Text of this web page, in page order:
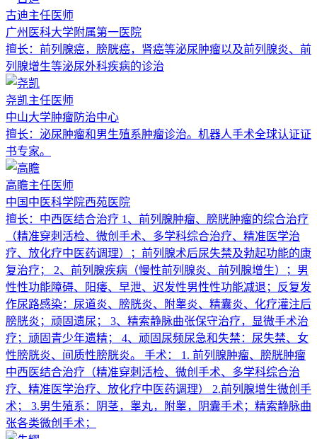
古迪主任医师
广州医科大学附属第一医院
擅长： 前列腺癌，膀胱癌，肾癌等泌尿肿瘤以及前列腺炎、前
列腺增生等泌尿外科疾病的诊治
尧凯主任医师
中山大学肿瘤防治中心
擅长： 泌尿肿瘤和男生殖系肿瘤诊治。机器人手术全球认证证
书专家。
高瞻主任医师
中国中医科学院西苑医院
擅长： 中西医结合治疗 1、前列腺肿瘤、膀胱肿瘤的综合治疗
（精准穿刺活检、微创手术、多学科综合治疗、精准医学治
疗、放化疗中医药调理）；前列腺术后尿失禁及勃起功能的康
复治疗； 2、前列腺疾病（慢性前列腺炎、前列腺增生）；男
性性功能障碍、阳痿、早泄、迟发性男性性功能减退；反复发
作尿路感染：尿道炎、膀胱炎、附睾炎、精囊炎、化疗灌注后
膀胱炎；顽固遗尿； 3、精索静脉曲张保守治疗，显微手术治
疗；顽固青少年遗精； 4、顽固尿频尿急和失禁：尿失禁、女
性膀胱炎、间质性膀胱炎。 手术： 1. 前列腺肿瘤、膀胱肿瘤
中西医结合治疗（精准穿刺活检、微创手术、多学科综合治
疗、精准医学治疗、放化疗中医药调理） 2.前列腺增生微创手
术； 3.男生殖系：阴茎，睾丸，附睾，阴囊手术；精索静脉曲
张各类微创手术；